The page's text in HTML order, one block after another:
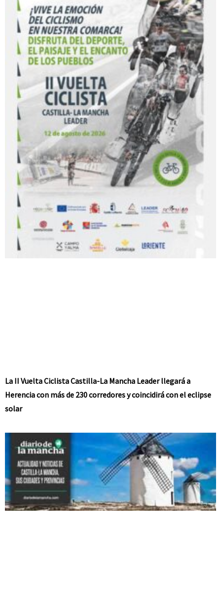
La II Vuelta Ciclista Castilla-La Mancha Leader llegará a
Herencia con más de 230 corredores y coincidirá con el eclipse
solar